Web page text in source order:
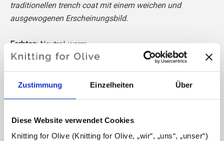
Zustimmung Einzelheiten Über
Diese Website verwendet Cookies
Knitting for Olive (Knitting for Olive, „wir“, „uns“, „unser“)
traditionellen trench coat mit einem weichen und
ausgewogenen Erscheinungsbild.
Farbton: Neutral-warm
Farbsaison: Leichter Frühling
Auch gut geeignet für: Sanfter Herbst
Knitting for Olive Heavy Merino besteht aus 100%
Struktur. Es ist ein weiches und herrliches Garn, etwas
weniger fein als unsere dünne Merino.